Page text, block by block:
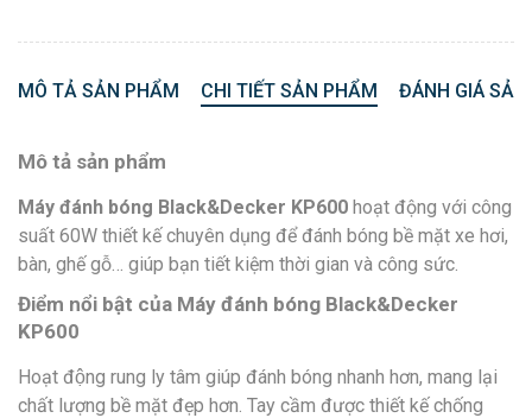
MÔ TẢ SẢN PHẨM CHI TIẾT SẢN PHẨM ĐÁNH GIÁ
Mô tả sản phẩm
Máy đánh bóng Black&Decker KP600 hoạt động với công
suất 60W thiết kế chuyên dụng để đánh bóng bề mặt xe hơi,
bàn, ghế gỗ… giúp bạn tiết kiệm thời gian và công sức.
Điểm nổi bật của Máy đánh bóng Black&Decker
KP600
Hoạt động rung ly tâm giúp đánh bóng nhanh hơn, mang lại
chất lượng bề mặt đẹp hơn. Tay cầm được thiết kế chống